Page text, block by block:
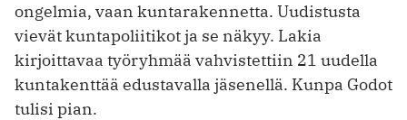
ongelmia, vaan kuntarakennetta. Uudistusta
vievät kuntapoliitikot ja se näkyy. Lakia
kirjoittavaa työryhmää vahvistettiin 21 uudella
kuntakenttää edustavalla jäsenellä. Kunpa Godot
tulisi pian.